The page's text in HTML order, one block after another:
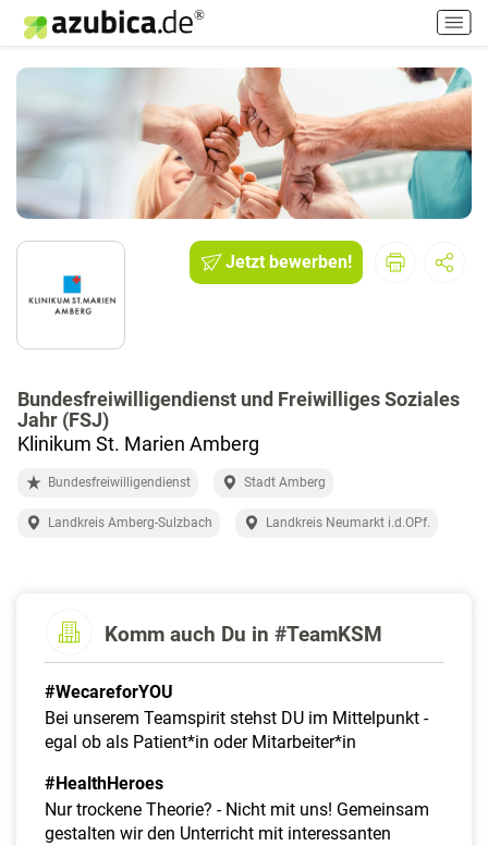
H
a
u
p
t
m
ü
i
s
Jetzt bewerben!
Bundesfreiwilligendienst und Freiwilliges Soziales
Jahr (FSJ)
Klinikum St. Marien Amberg
Bundesfreiwilligendienst Stadt Amberg
Landkreis Amberg-Sulzbach Landkreis Neumarkt i.d.OPf.
Komm auch Du in #TeamKSM
#WecareforYOU
Bei unserem Teamspirit stehst DU im Mittelpunkt -
egal ob als Patient*in oder Mitarbeiter*in
#HealthHeroes
Nur trockene Theorie? - Nicht mit uns! Gemeinsam
gestalten wir den Unterricht mit interessanten